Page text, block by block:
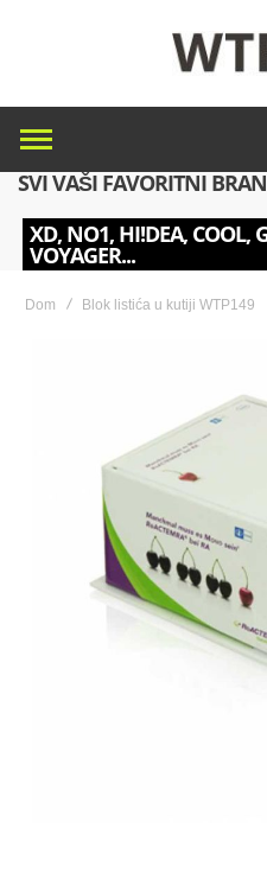
SVI VAŠI FAVORITNI
XD, NO1, HI!DEA, COOL,
VOYAGER...
Dom Blok listića u kutiji WTP149